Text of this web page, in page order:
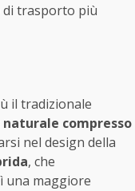
di trasporto più
il tradizionale
naturale compresso
nel design della
, che
una maggiore